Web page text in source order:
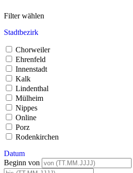
Filter wählen
Stadtbezirk
Chorweiler
Ehrenfeld
Innenstadt
Kalk
Lindenthal
Mülheim
Nippes
Online
Porz
Rodenkirchen
Datum
Beginn von